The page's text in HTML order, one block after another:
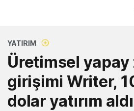
YATIRIM
Üretimsel yapay
girişimi Writer,
dolar yatırım aldı